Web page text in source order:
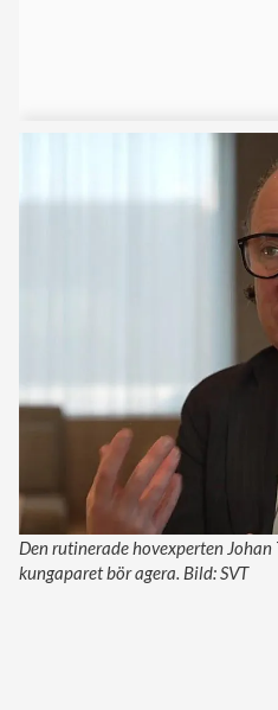
Den rutinerade hovexperten
kungaparet bör agera. Bild: SVT